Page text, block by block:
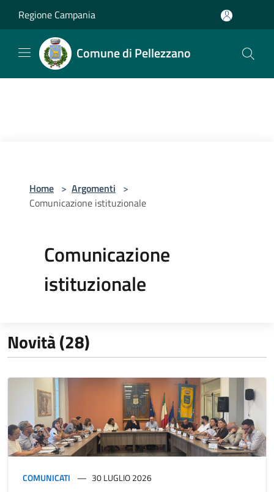
Regione Campania
Comune di Pellezzano
Home > Argomenti >
Comunicazione istituzionale
Comunicazione
istituzionale
Novità (28)
COMUNICATI 30 LUGLIO 2026